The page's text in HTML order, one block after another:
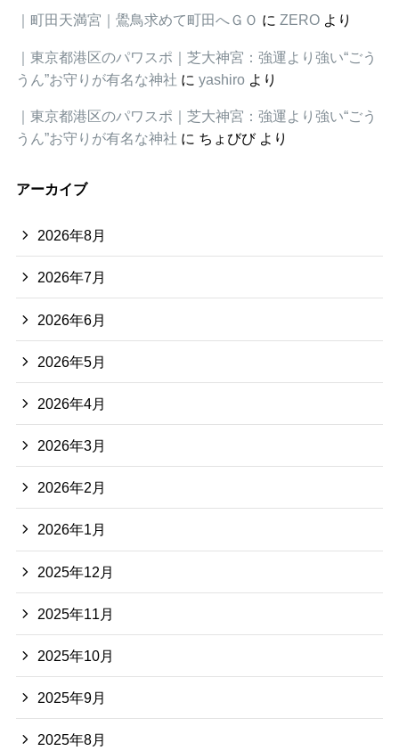
｜町田天満宮｜鷽鳥求めて町田へＧＯ に ZEROより
｜東京都港区のパワスポ｜芝大神宮：強運より強い“ごう
うん”お守りが有名な神社 に yashiroより
｜東京都港区のパワスポ｜芝大神宮：強運より強い“ごう
うん”お守りが有名な神社 に ちょびびより
アーカイブ
2026年8月
2026年7月
2026年6月
2026年5月
2026年4月
2026年3月
2026年2月
2026年1月
2025年12月
2025年11月
2025年10月
2025年9月
2025年8月